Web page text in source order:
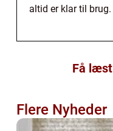
altid er klar til brug.
Få
Flere Nyheder